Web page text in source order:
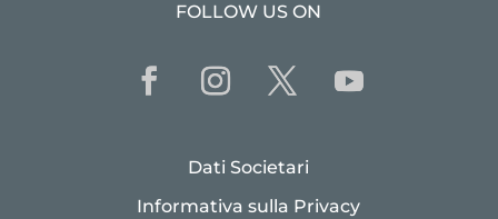
FOLLOW US ON
Dati Societari
Informativa sulla Privacy